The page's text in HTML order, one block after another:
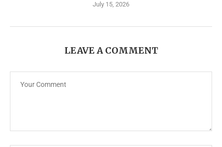
July 15, 2026
LEAVE A COMMENT